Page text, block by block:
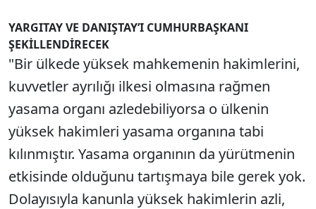
YARGITAY VE DANIŞTAY’I CUMHURBAŞKANI
ŞEKİLLENDİRECEK
"Bir ülkede yüksek mahkemenin hakimlerini,
kuvvetler ayrılığı ilkesi olmasına rağmen
yasama organı azledebiliyorsa o ülkenin
yüksek hakimleri yasama organına tabi
kılınmıştır. Yasama organının da yürütmenin
etkisinde olduğunu tartışmaya bile gerek yok.
Dolayısıyla kanunla yüksek hakimlerin azli,